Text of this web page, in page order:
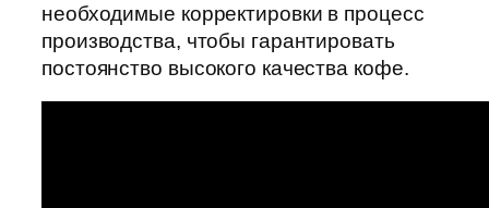
необходимые корректировки в процесс
производства, чтобы гарантировать
постоянство высокого качества кофе.